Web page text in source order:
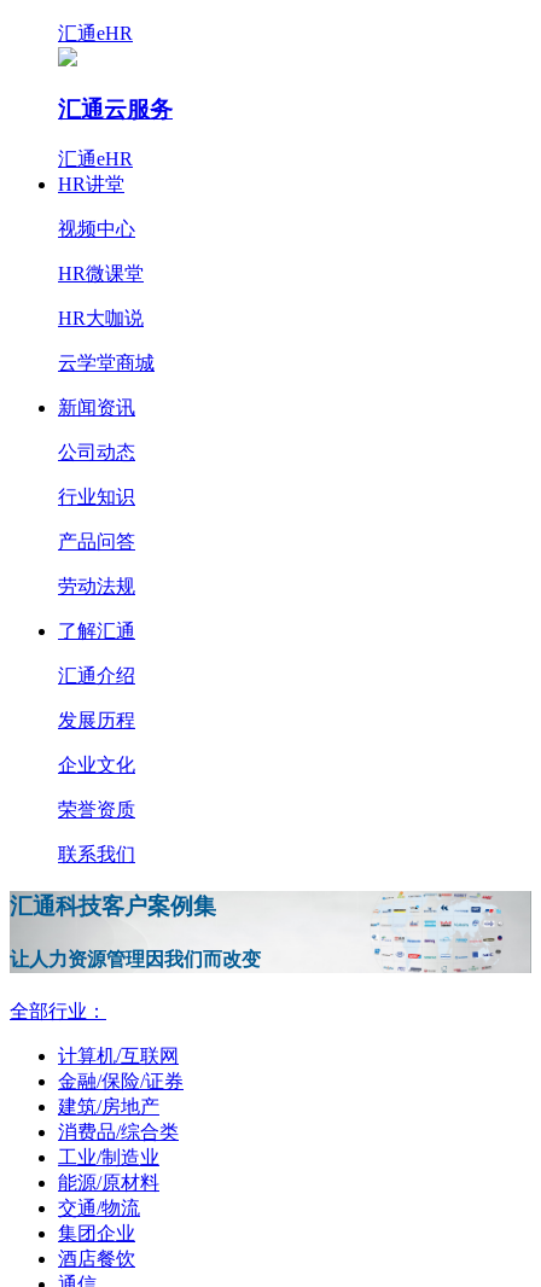
汇通eHR
汇通云服务
汇通eHR
HR讲堂
视频中心
HR微课堂
HR大咖说
云学堂商城
新闻资讯
公司动态
行业知识
产品问答
劳动法规
了解汇通
汇通介绍
发展历程
企业文化
荣誉资质
联系我们
汇通科技客户案例集
让人力资源管理因我们而改变
全部行业：
计算机/互联网
金融/保险/证券
建筑/房地产
消费品/综合类
工业/制造业
能源/原材料
交通/物流
集团企业
酒店餐饮